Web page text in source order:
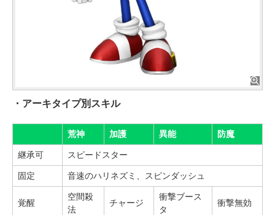
・アーキタイプ別スキル
荒神 加護 異能 防魔
継承可 スピードスター
固定 音速のハリネズミ、スピンダッシュ
覚醒
空間殺
法
チャージ
衝撃ブース
タ
衝撃無効